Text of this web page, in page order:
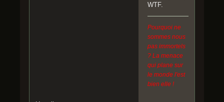
WTF.
Pourquoi ne
sommes nous
pas immortels
? La menace
qui plane sur
le monde l'est
bien elle !